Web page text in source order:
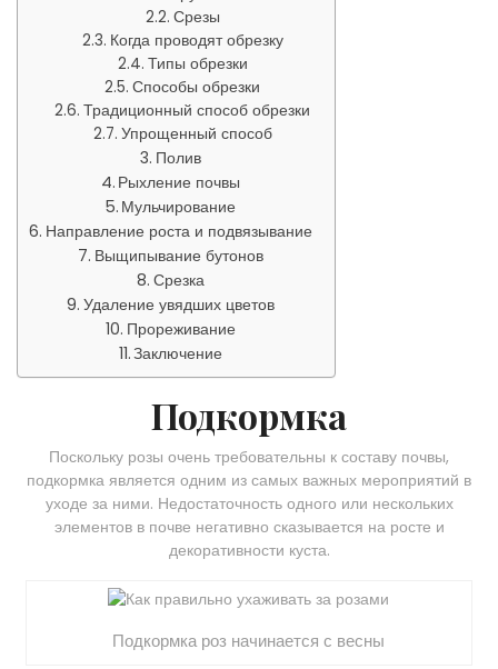
Срезы
Когда проводят обрезку
Типы обрезки
Способы обрезки
Традиционный способ обрезки
Упрощенный способ
Полив
Рыхление почвы
Мульчирование
Направление роста и подвязывание
Выщипывание бутонов
Срезка
Удаление увядших цветов
Прореживание
Заключение
Подкормка
Поскольку розы очень требовательны к составу почвы,
подкормка является одним из самых важных мероприятий в
уходе за ними. Недостаточность одного или нескольких
элементов в почве негативно сказывается на росте и
декоративности куста.
Подкормка роз начинается с весны